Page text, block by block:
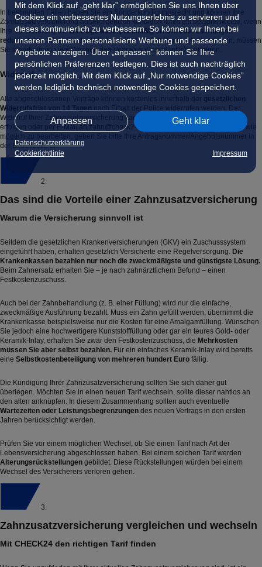
Mit dem Klick auf „geht klar” ermöglichen Sie uns Ihnen über
Cookies ein verbessertes Nutzungserlebnis zu servieren und
dieses kontinuierlich zu verbessern. So können wir Ihnen bei
unseren Partnern personalisierte Werbung und passende
Angebote anzeigen. Über „anpassen” können Sie Ihre
persönlichen Präferenzen festlegen. Dies ist auch nachträglich
jederzeit möglich. Mit dem Klick auf „Nur notwendige Cookies”
werden lediglich technisch notwendige Cookies gespeichert.
Anpassen Geht klar
Datenschutzerklärung
Cookierichtlinie
Impressum
In bestimmten Fällen haben Sie ein Sonderkündigungsrecht und können Ihre
Zahnzusatzversicherung außerordentlich kündigen. Dies gilt beispielsweise, wenn
Ihre Versicherung dieBeiträge außerplanmäßig erhöht oder Leistungen
reduziert.Nachdem Sie die Mitteilung über die Erhöhung erhalten haben, müssen
Sie innerhalb von vier Wochen den Vertrag außerordentlich kündigen.
Widerruf
Alle abgeschlossenen Verträge können kostenlos innerhalb der
Widerrufsfrist von 14 Tagen
Widerruf Ihrer Zahnzusatzversicherung kann bequem über das Kundenkonto
erfolgen oder per E-Mail an
zahn@check24.de
. Um Ihren Widerruf so schnell wie
möglich zu bearbeiten, geben Sie bitte Ihre Antragsnummer/Angebotsnummer in
der Betreffzeile an.
2.
Das sind die Vorteile einer Zahnzusatzversicherung
Warum die Versicherung sinnvoll ist
Seitdem die gesetzlichen Krankenversicherungen (GKV) ein Zuschusssystem
eingeführt haben, erhalten gesetzlich Versicherte eine Regelversorgung. Die
Krankenkassen bezahlen nur noch die zweckmäßigste und günstigste Lösung.
Beim Zahnersatz erhalten Sie – je nach zahnärztlichem Befund – einen
Festkostenzuschuss.
Auch bei der Zahnbehandlung (z. B. einer Füllung) wird nur die einfache,
zweckmäßige Ausführung bezahlt. Muss ein Zahn gefüllt werden, übernimmt die
Krankenkasse beispielsweise nur die Kosten für eine Amalgamfüllung. Wünschen
Sie jedoch eine hochwertigere Kunststofffüllung oder gar ein teures Gold- oder
Keramik-Inlay, erhalten Sie zwar den Festkostenzuschuss, die Mehrkosten
müssen Sie aber selbst bezahlen. Für ein einfaches Keramik-Inlay wird bereits
eine Selbstkostenbeteiligung von mehreren hundert Euro fällig.
Die Kündigung Ihrer Zahnzusatzversicherung sollten Sie sich daher gut
überlegen. Möchten Sie in einen neuen Tarif wechseln, sollte dieser nahtlos an
den alten anknüpfen. In diesem Zusammenhang sollten auch eventuelle
Wartezeiten oder Leistungsbegrenzungen des neuen Vertrags in den ersten
Jahren berücksichtigt werden.
Prüfen Sie vor einem möglichen Wechsel, ob Sie einen Tarif nach Art der
Lebensversicherung abgeschlossen haben. Bei einem solchen Tarif werden
Alterungsrückstellungen gebildet. Diese Rückstellungen würden bei einem
Wechsel des Versicherers verloren gehen.
3.
Zahnzusatzversicherung vergleichen und wechseln
Mit CHECK24 den richtigen Tarif finden